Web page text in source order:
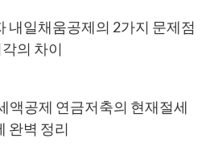
내일채움공제의 2가지 문제점
의 차이
액공제 연금저축의 현재절세
완벽 정리